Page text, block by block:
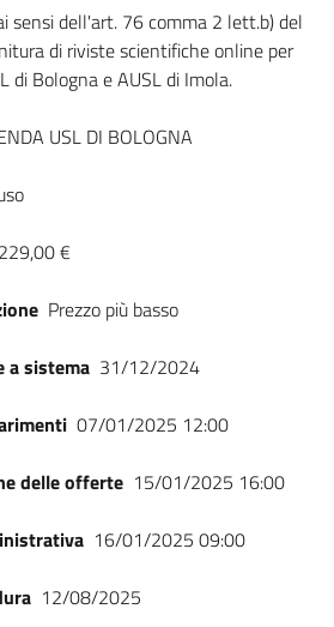
sensi dell'art. 76 comma 2 lett.b) del
di riviste scientifiche online per
di Bologna e AUSL di Imola.
USL DI BOLOGNA
€
Prezzo più basso
a sistema 31/12/2024
07/01/2025 12:00
delle offerte 15/01/2025 16:00
16/01/2025 09:00
12/08/2025